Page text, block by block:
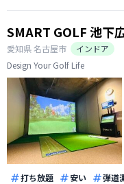
SMART GOLF 池下
愛知県名古屋市
インドア
Design Your Golf Life
打ち放題 安い 弾道